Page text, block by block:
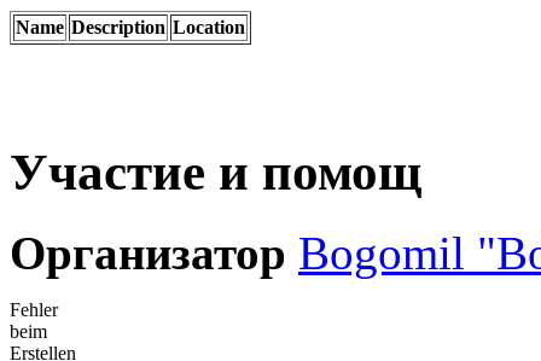
Name Description Location
Участие и помощ
Организатор Bogomil
Fehler
beim
Erstellen